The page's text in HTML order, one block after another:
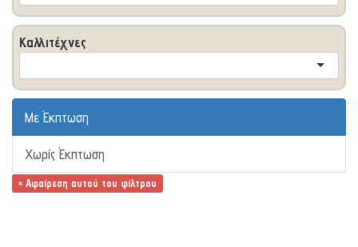
Καλλιτέχνες
Με Έκπτωση
Χωρίς Έκπτωση
× Αφαίρεση αυτού του φίλτρου